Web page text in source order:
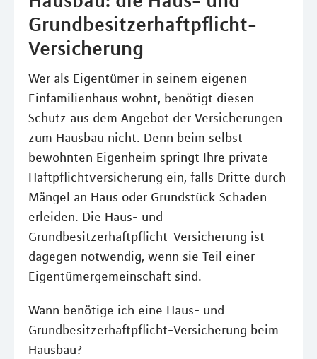
Grundbesitzerhaftpflicht-
Versicherung
Wer als Eigentümer in seinem eigenen
Einfamilienhaus wohnt, benötigt diesen
Schutz aus dem Angebot der Versicherungen
zum Hausbau nicht. Denn beim selbst
bewohnten Eigenheim springt Ihre private
Haftpflichtversicherung ein, falls Dritte durch
Mängel an Haus oder Grundstück Schaden
erleiden. Die Haus- und
Grundbesitzerhaftpflicht-Versicherung ist
dagegen notwendig, wenn sie Teil einer
Eigentümergemeinschaft sind.
Wann benötige ich eine Haus- und
Grundbesitzerhaftpflicht-Versicherung beim
Hausbau?